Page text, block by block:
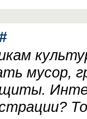
мусор,